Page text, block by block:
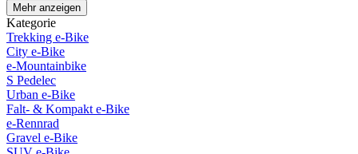
Mehr anzeigen
Kategorie
Trekking e-Bike
City e-Bike
e-Mountainbike
S Pedelec
Urban e-Bike
Falt- & Kompakt e-Bike
e-Rennrad
Gravel e-Bike